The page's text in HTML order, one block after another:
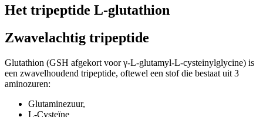
Het tripeptide L-glutathion
Zwavelachtig tripeptide
Glutathion (GSH afgekort voor γ-L-glutamyl-L-cysteinylglycine) is
een zwavelhoudend tripeptide, oftewel een stof die bestaat uit 3
aminozuren:
Glutaminezuur,
L-Cysteïne